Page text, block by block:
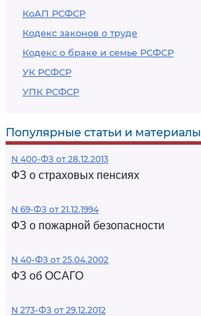
КоАП РСФСР
Кодекс законов о труде
Кодекс о браке и семье РСФСР
УК РСФСР
УПК РСФСР
Популярные статьи и материалы
N 400-ФЗ от 28.12.2013
ФЗ о страховых пенсиях
N 69-ФЗ от 21.12.1994
ФЗ о пожарной безопасности
N 40-ФЗ от 25.04.2002
ФЗ об ОСАГО
N 273-ФЗ от 29.12.2012